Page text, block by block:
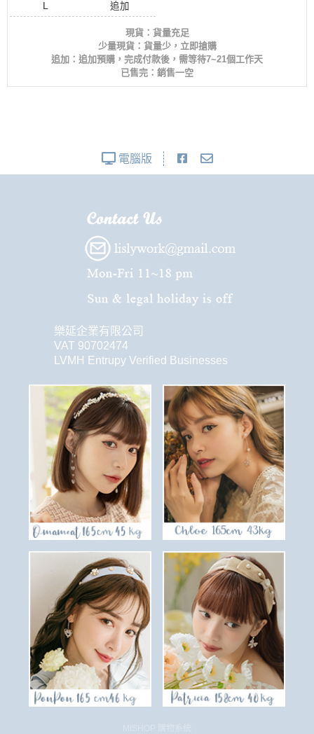
追加
現貨：貨量充足
少量現貨：貨量少，立即搶購
追加：追加預購，完成付款後，需等待7~21個工作天
已售完：銷售一空
電腦版
樂延企業有限公司
VAT 90702474
LVMH Entrupy Verified Businesses